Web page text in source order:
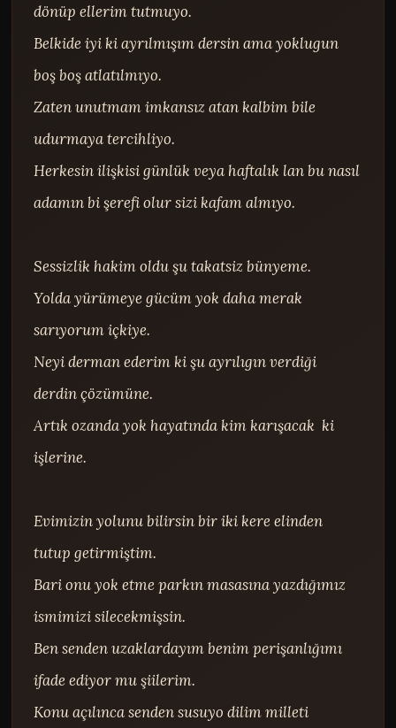
dönüp ellerim tutmuyo.
Belkide iyi ki ayrılmışım dersin ama yoklugun
boş boş atlatılmıyo.
Zaten unutmam imkansız atan kalbim bile
udurmaya tercihliyo.
Herkesin ilişkisi günlük veya haftalık lan bu nasıl
adamın bi şerefi olur sizi kafam almıyo.
Sessizlik hakim oldu şu takatsiz bünyeme.
Yolda yürümeye gücüm yok daha merak
sarıyorum içkiye.
Neyi derman ederim ki şu ayrılıgın verdiği
derdin çözümüne.
Artık ozanda yok hayatında kim karışacak  ki
işlerine.
Evimizin yolunu bilirsin bir iki kere elinden
tutup getirmiştim.
Bari onu yok etme parkın masasına yazdığımız
ismimizi silecekmişsin.
Ben senden uzaklardayım benim perişanlığımı
ifade ediyor mu şiilerim.
Konu açılınca senden susuyo dilim milleti